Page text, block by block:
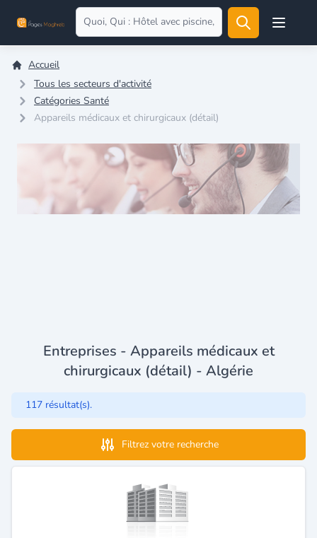
Open
Accueil
Tous les secteurs d'activité
Catégories Santé
Appareils médicaux et chirurgicaux (détail)
Entreprises - Appareils médicaux et
chirurgicaux (détail) - Algérie
117 résultat(s).
Filtrez votre recherche